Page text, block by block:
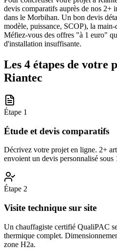
devis comparatifs auprès de nos 2+
dans le Morbihan. Un bon devis
modèle, puissance, SCOP), la
Méfiez-vous des offres "à 1 euro"
d'installation insuffisante.
Les 4 étapes de votre
Riantec
Étape 1
Étude et devis comparatifs
Décrivez votre projet en ligne. 2+
envoient un devis personnalisé sous
Étape 2
Visite technique sur site
Un chauffagiste certifié QualiPAC
thermique complet.
zone H2a.